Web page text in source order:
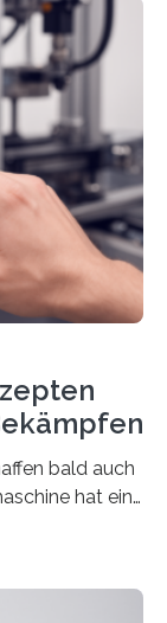
bald auch
hat ein
auf alle